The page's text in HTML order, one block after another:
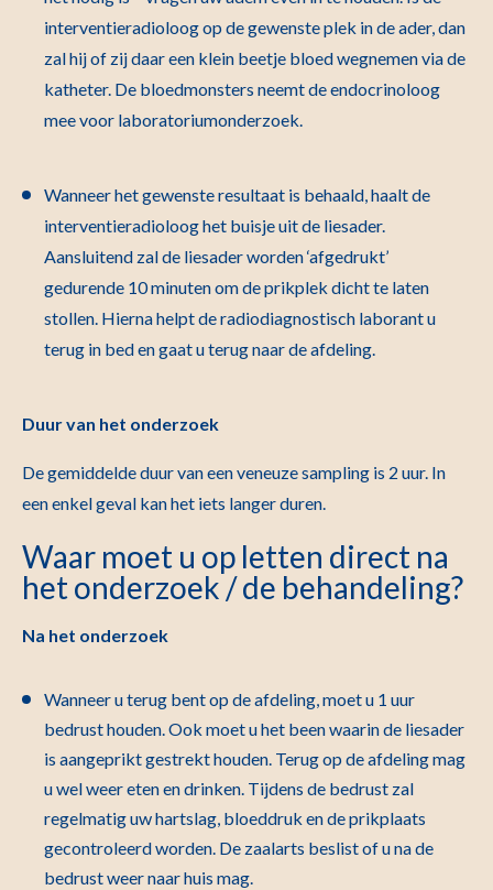
interventieradioloog op de gewenste plek in de ader, dan
zal hij of zij daar een klein beetje bloed wegnemen via de
katheter. De bloedmonsters neemt de endocrinoloog
mee voor laboratoriumonderzoek.
Wanneer het gewenste resultaat is behaald, haalt de
interventieradioloog het buisje uit de liesader.
Aansluitend zal de liesader worden ‘afgedrukt’
gedurende 10 minuten om de prikplek dicht te laten
stollen. Hierna helpt de radiodiagnostisch laborant u
terug in bed en gaat u terug naar de afdeling.
Duur van het onderzoek
De gemiddelde duur van een veneuze sampling is 2 uur. In
een enkel geval kan het iets langer duren.
Waar moet u op letten direct na
het onderzoek / de behandeling?
Na het onderzoek
Wanneer u terug bent op de afdeling, moet u 1 uur
bedrust houden. Ook moet u het been waarin de liesader
is aangeprikt gestrekt houden. Terug op de afdeling mag
u wel weer eten en drinken. Tijdens de bedrust zal
regelmatig uw hartslag, bloeddruk en de prikplaats
gecontroleerd worden. De zaalarts beslist of u na de
bedrust weer naar huis mag.